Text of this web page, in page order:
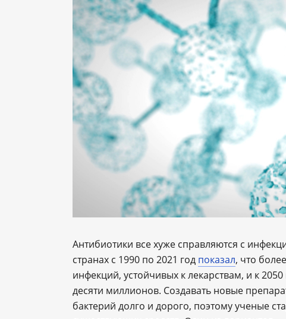
Антибиотики все хуже справляются с
странах с 1990 по 2021 год показал, что
инфекций, устойчивых к лекарствам, и к
десяти миллионов. Создавать новые
бактерий долго и дорого, поэтому ученые